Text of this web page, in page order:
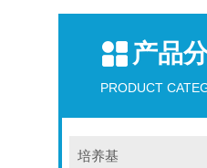
产品
PRODUCT
培养基